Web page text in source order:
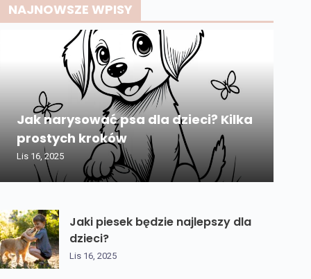
NAJNOWSZE WPISY
Jak narysować psa dla dzieci? Kilka
prostych kroków
Lis 16, 2025
Jaki piesek będzie najlepszy dla
dzieci?
Lis 16, 2025